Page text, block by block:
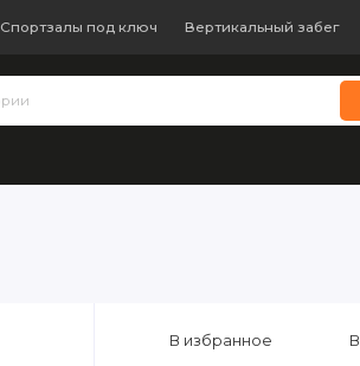
Спортзалы под ключ Вертикальный забег
В избранное